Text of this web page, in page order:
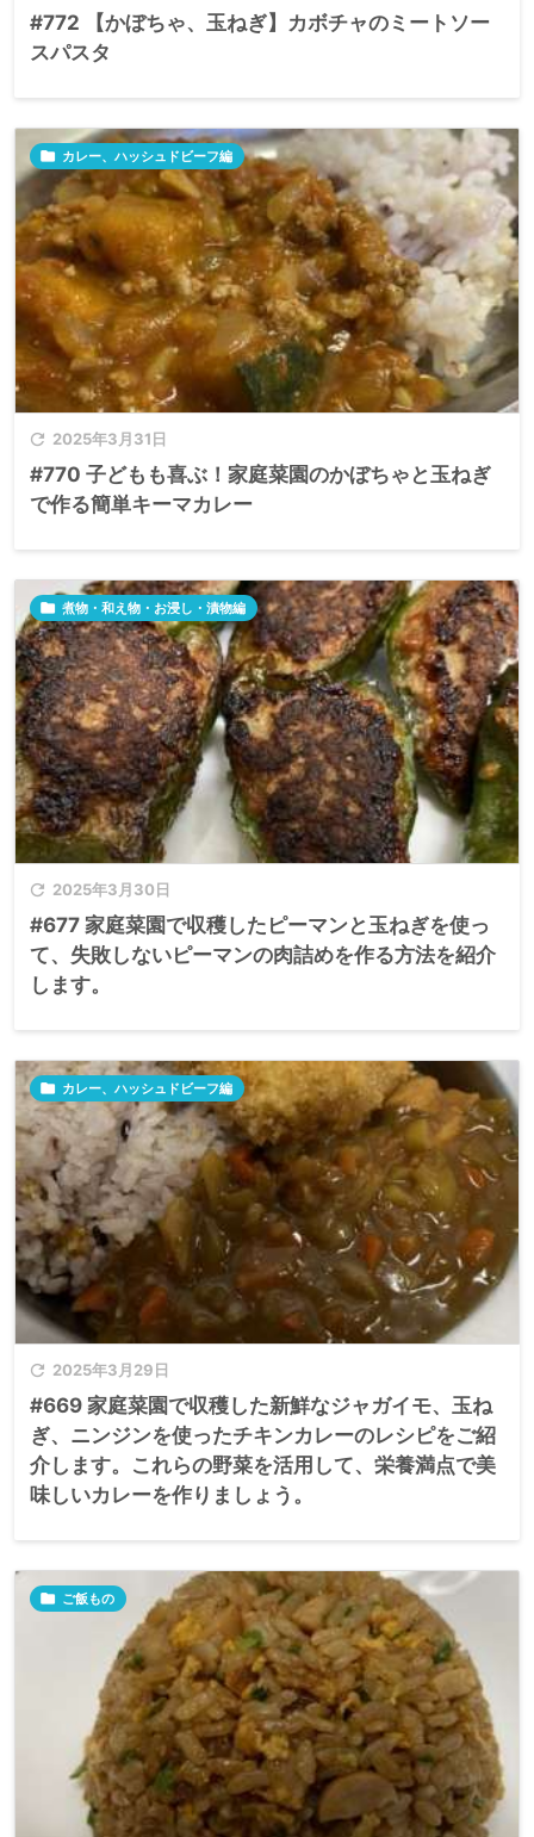
#772 【かぼちゃ、玉ねぎ】カボチャのミートソー
スパスタ
 2025年3月31日
 カレー、ハッシュドビーフ編
#770 子どもも喜ぶ！家庭菜園のかぼちゃと玉ねぎ
で作る簡単キーマカレー
 2025年3月30日
 煮物・和え物・お浸し・漬物編
#677 家庭菜園で収穫したピーマンと玉ねぎを使っ
て、失敗しないピーマンの肉詰めを作る方法を紹介
します。
 2025年3月29日
 カレー、ハッシュドビーフ編
#669 家庭菜園で収穫した新鮮なジャガイモ、玉ね
ぎ、ニンジンを使ったチキンカレーのレシピをご紹
介します。​これらの野菜を活用して、栄養満点で美
味しいカレーを作りましょう。
 ご飯もの